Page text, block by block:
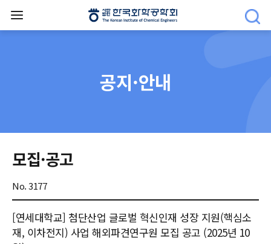
공지·안내
모집·공고
No. 3177
[연세대학교] 첨단산업 글로벌 혁신인재 성장 지원(핵심소
재, 이차전지) 사업 해외파견연구원 모집 공고 (2025년 10